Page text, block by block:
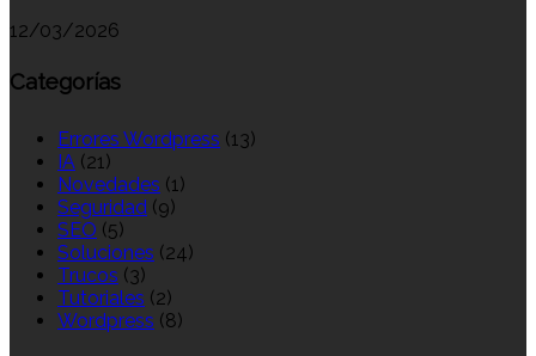
12/03/2026
Categorías
Errores Wordpress (13)
IA (21)
Novedades (1)
Seguridad (9)
SEO (5)
Soluciones (24)
Trucos (3)
Tutoriales (2)
Wordpress (8)